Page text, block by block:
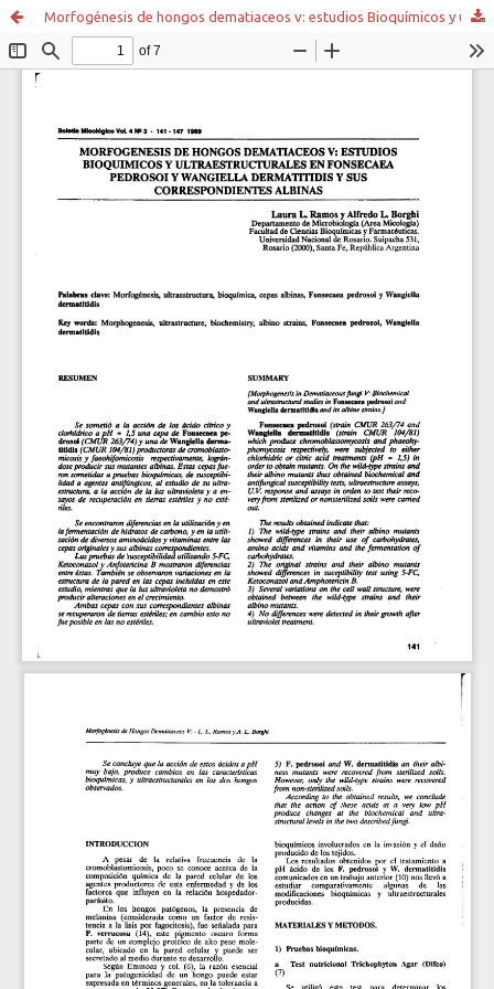
Morfogénesis de hongos dematiaceos v: estudios Bioquímicos y ultraestructurales en fonsecaea Pedrosoi y wangiella dermatitidis y sus correspondientes albinas